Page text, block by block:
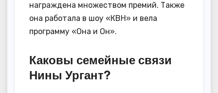
награждена множеством премий. Также
она работала в шоу «КВН» и вела
программу «Она и Он».
Каковы семейные связи
Нины Ургант?